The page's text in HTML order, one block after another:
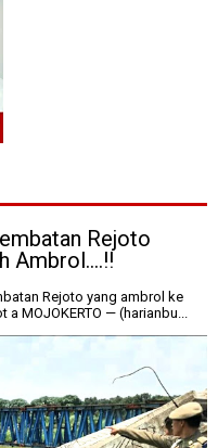
Rejoto
Ambrol....!!
Rejoto yang ambrol ke
MOJOKERTO — (harianbu...